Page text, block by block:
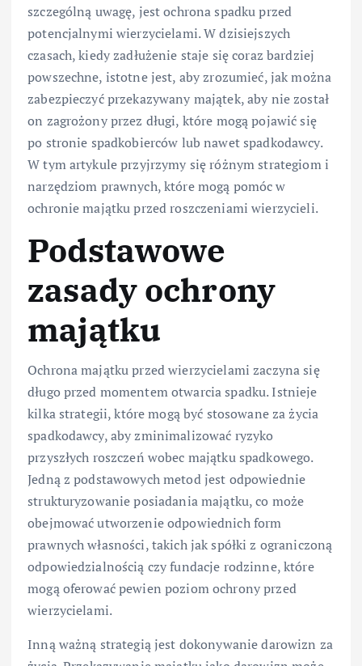
szczególną uwagę, jest ochrona spadku przed
potencjalnymi wierzycielami. W dzisiejszych
czasach, kiedy zadłużenie staje się coraz bardziej
powszechne, istotne jest, aby zrozumieć, jak można
zabezpieczyć przekazywany majątek, aby nie został
on zagrożony przez długi, które mogą pojawić się
po stronie spadkobierców lub nawet spadkodawcy.
W tym artykule przyjrzymy się różnym strategiom i
narzędziom prawnych, które mogą pomóc w
ochronie majątku przed roszczeniami wierzycieli.
Podstawowe
zasady ochrony
majątku
Ochrona majątku przed wierzycielami zaczyna się
długo przed momentem otwarcia spadku. Istnieje
kilka strategii, które mogą być stosowane za życia
spadkodawcy, aby zminimalizować ryzyko
przyszłych roszczeń wobec majątku spadkowego.
Jedną z podstawowych metod jest odpowiednie
strukturyzowanie posiadania majątku, co może
obejmować utworzenie odpowiednich form
prawnych własności, takich jak spółki z ograniczoną
odpowiedzialnością czy fundacje rodzinne, które
mogą oferować pewien poziom ochrony przed
wierzycielami.
Inną ważną strategią jest dokonywanie darowizn za